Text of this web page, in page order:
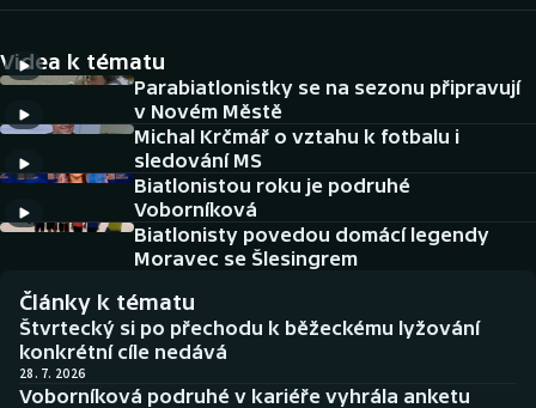
DALŠÍ SPORTY
Americký fotbal
Baseball a softbal
Biatlon
Boby a skeleton
NEPŘEHLÉDNĚTE
Historické návraty
Aplikace ČT sport
AZ kvíz
Videa k tématu
Parabiatlonistky se na sezonu připravují
v Novém Městě
Michal Krčmář o vztahu k fotbalu i
sledování MS
Biatlonistou roku je podruhé
Voborníková
Biatlonisty povedou domácí legendy
Moravec se Šlesingrem
Články k tématu
Štvrtecký si po přechodu k běžeckému lyžování
konkrétní cíle nedává
28. 7. 2026
Voborníková podruhé v kariéře vyhrála anketu